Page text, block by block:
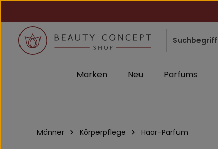
Marken Neu Parfums
Männer Körperpflege Haar-Parfum